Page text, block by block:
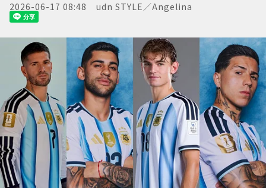
2026-06-17 08:48 udn STYLE／Angelina